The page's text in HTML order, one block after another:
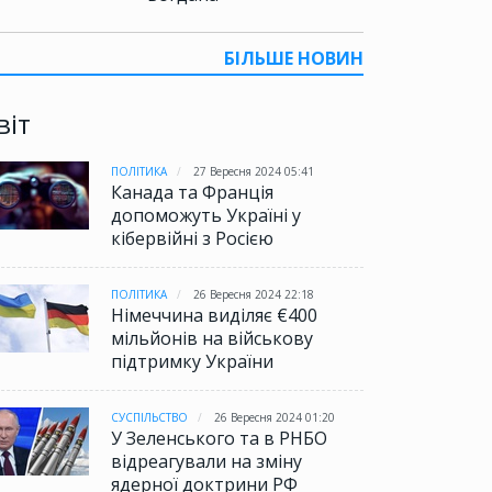
БІЛЬШЕ НОВИН
ПОЛІТИКА 27 Вересня 2024 05:41
Канада та Франція
допоможуть Україні у
кібервійні з Росією
ПОЛІТИКА 26 Вересня 2024 22:18
Німеччина виділяє €400
мільйонів на військову
підтримку України
СУСПІЛЬСТВО 26 Вересня 2024 01:20
У Зеленського та в РНБО
відреагували на зміну
ядерної доктрини РФ